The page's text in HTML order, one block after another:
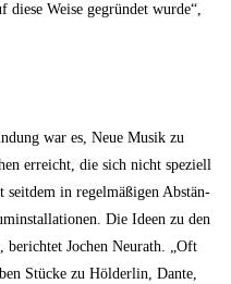
die­se Wei­se gegrün­det wur­de“,
war es, Neue Musik zu
erreicht, die sich nicht spe­zi­ell
seit­dem in regel­mä­ßi­gen Abstän­
Die Ideen zu den
berich­tet Jochen Neu­r­a­th. „Oft
Stü­cke zu Höl­der­lin, Dan­te,